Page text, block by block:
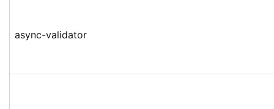
async-validator